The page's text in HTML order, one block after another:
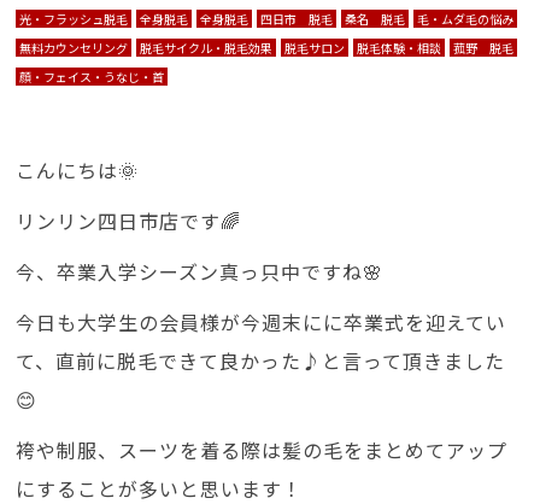
光・フラッシュ脱毛
全身脱毛 全身脱毛 四日市 脱毛 桑名 脱毛
毛・ムダ毛の悩み
無料カウンセリング
脱毛サイクル・脱毛効果 脱毛サロン 脱毛体験・相談
菰野 脱毛
顔・フェイス・うなじ・首
こんにちは🌞
リンリン四日市店です🌈
今、卒業入学シーズン真っ只中ですね🌸
今日も大学生の会員様が今週末にに卒業式を迎えてい
て、直前に脱毛できて良かった♪と言って頂きました
😊
袴や制服、スーツを着る際は髪の毛をまとめてアップ
にすることが多いと思います！